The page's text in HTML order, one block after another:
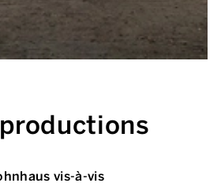
vis-à-vis